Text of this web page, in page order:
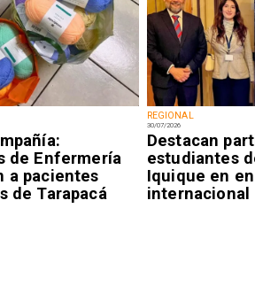
de Enfermería
a pacientes
de Tarapacá
REGIONAL
30/07/2026
Destacan
estudiantes
Iquique en
internacional